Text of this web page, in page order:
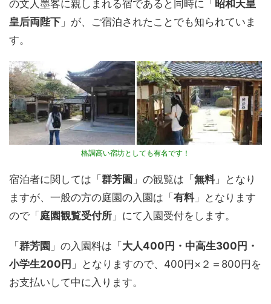
の文人墨客に親しまれる宿であると同時に「 昭和天皇
皇后両陛下 」が、ご宿泊されたことでも知られていま
す。
格調高い宿坊としても有名です！
宿泊者に関しては「群芳園 」の観覧は「無料」となり
ますが、一般の方の庭園の入園は「有料」となります
ので「庭園観覧受付所 」にて入園受付をします。
「群芳園 」の入園料は「大人400円・中高生300円・
小学生200円 」となりますので、400円×２＝800円を
お支払いして中に入ります。